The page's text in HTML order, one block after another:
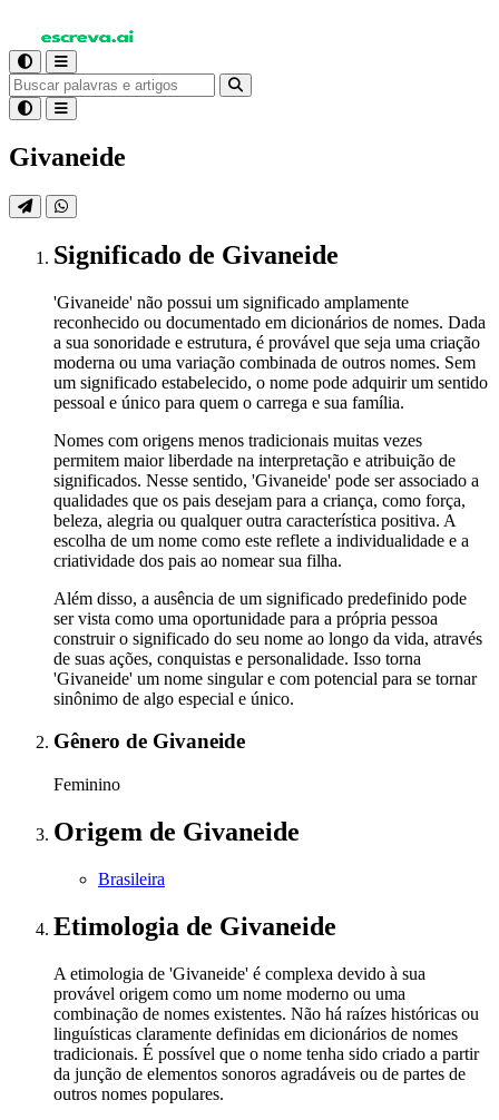
Givaneide
Significado de Givaneide
'Givaneide' não possui um significado amplamente
reconhecido ou documentado em dicionários de nomes. Dada
a sua sonoridade e estrutura, é provável que seja uma criação
moderna ou uma variação combinada de outros nomes. Sem
um significado estabelecido, o nome pode adquirir um sentido
pessoal e único para quem o carrega e sua família.
Nomes com origens menos tradicionais muitas vezes
permitem maior liberdade na interpretação e atribuição de
significados. Nesse sentido, 'Givaneide' pode ser associado a
qualidades que os pais desejam para a criança, como força,
beleza, alegria ou qualquer outra característica positiva. A
escolha de um nome como este reflete a individualidade e a
criatividade dos pais ao nomear sua filha.
Além disso, a ausência de um significado predefinido pode
ser vista como uma oportunidade para a própria pessoa
construir o significado do seu nome ao longo da vida, através
de suas ações, conquistas e personalidade. Isso torna
'Givaneide' um nome singular e com potencial para se tornar
sinônimo de algo especial e único.
Gênero de Givaneide
Feminino
Origem de Givaneide
Brasileira
Etimologia de Givaneide
A etimologia de 'Givaneide' é complexa devido à sua
provável origem como um nome moderno ou uma
combinação de nomes existentes. Não há raízes históricas ou
linguísticas claramente definidas em dicionários de nomes
tradicionais. É possível que o nome tenha sido criado a partir
da junção de elementos sonoros agradáveis ou de partes de
outros nomes populares.